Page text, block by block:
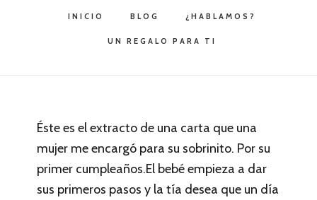
INICIO BLOG ¿HABLAMOS?
UN REGALO PARA TI
Éste es el extracto de una carta que una
mujer me encargó para su sobrinito. Por su
primer cumpleaños.El bebé empieza a dar
sus primeros pasos y la tía desea que un día